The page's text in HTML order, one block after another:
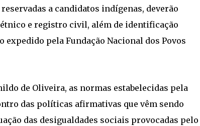
a candidatos indígenas, deverão
e registro civil, além de identificação
pela Fundação Nacional dos Povos
de Oliveira, as normas estabelecidas pela
das políticas afirmativas que vêm sendo
das desigualdades sociais provocadas pelo